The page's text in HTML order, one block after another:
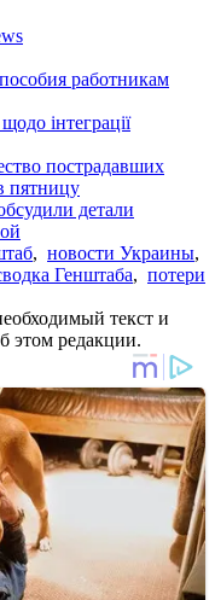
работникам
інтеграції
пострадавших
пятницу
детали
, новости Украины,
Генштаба, потери
текст и
этом редакции.